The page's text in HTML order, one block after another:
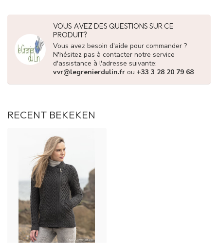
VOUS AVEZ DES QUESTIONS SUR CE
PRODUIT?
Vous avez besoin d'aide pour commander ?
N'hésitez pas à contacter notre service
d'assistance à l'adresse suivante:
vvr@legrenierdulin.fr ou +33 3 28 20 79 68.
RECENT BEKEKEN